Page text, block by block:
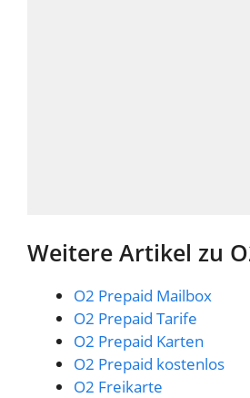
Weitere Artikel zu
O2 Prepaid Mailbox
O2 Prepaid Tarife
O2 Prepaid Karten
O2 Prepaid kostenlos
O2 Freikarte